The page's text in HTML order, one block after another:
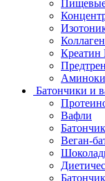
Пищевые
Креатин
Батончики и
Вафли
Веган-